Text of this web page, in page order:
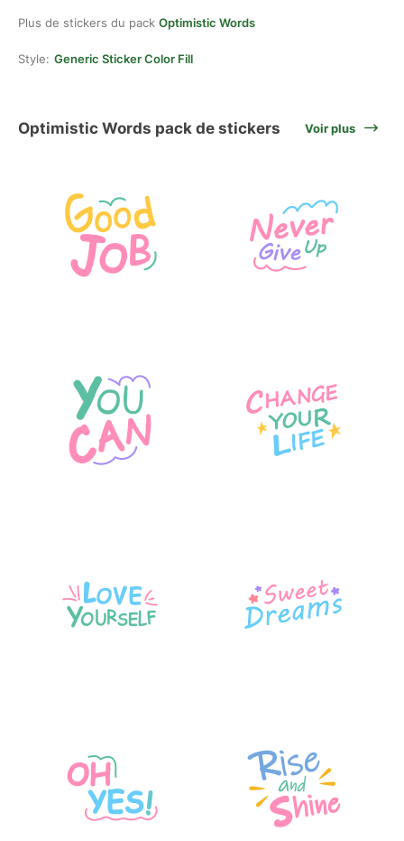
Plus de stickers du pack Optimistic Words
Style: Generic Sticker Color Fill
Optimistic Words pack de stickers Voir plus